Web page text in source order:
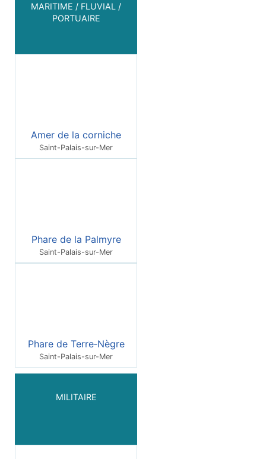
MARITIME / FLUVIAL /
PORTUAIRE
Amer de la corniche
Saint-Palais-sur-Mer
Phare de la Palmyre
Saint-Palais-sur-Mer
Phare de Terre‑Nègre
Saint-Palais-sur-Mer
MILITAIRE